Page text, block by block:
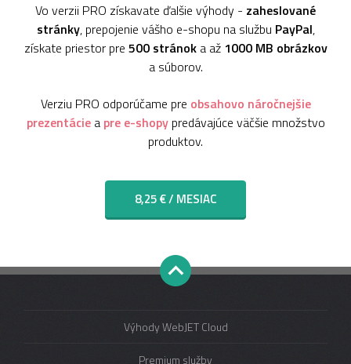
Vo verzii PRO získavate ďalšie výhody - zaheslované
stránky, prepojenie vášho e-shopu na službu PayPal,
získate priestor pre 500 stránoka až 1000 MB obrázkov
a súborov.
Verziu PRO odporúčame pre obsahovo náročnejšie
prezentáciea pre e-shopypredávajúce väčšie množstvo
produktov.
8,25 € / MESIAC
Výhody WebJET Cloud
Premium služby